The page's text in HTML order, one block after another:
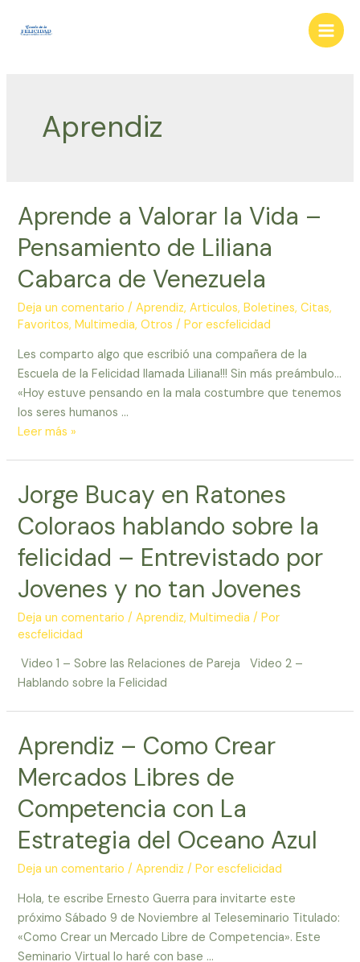
Main
Aprendiz
Aprende a Valorar la Vida –
Pensamiento de Liliana
Cabarca de Venezuela
Deja un comentario /Aprendiz,Articulos,Boletines,Citas,
Favoritos,Multimedia,Otros / Porescfelicidad
Les comparto algo que escribió una compañera de la
Escuela de la Felicidad llamada Liliana!!! Sin más preámbulo…
«Hoy estuve pensando en la mala costumbre que tenemos
los seres humanos …
Aprende
la
Vida
–
Pensamiento
de
Liliana
de
Venezuela
Leer más »
Jorge Bucay en Ratones
Coloraos hablando sobre la
felicidad – Entrevistado por
Jovenes y no tan Jovenes
Deja un comentario /Aprendiz,Multimedia / Por
escfelicidad
Video 1 – Sobre las Relaciones de Pareja Video 2 –
Hablando sobre la Felicidad
Aprendiz – Como Crear
Mercados Libres de
Competencia con La
Estrategia del Oceano Azul
Deja un comentario /Aprendiz / Porescfelicidad
Hola, te escribe Ernesto Guerra para invitarte este
próximo Sábado 9 de Noviembre al Teleseminario Titulado:
«Como Crear un Mercado Libre de Competencia». Este
Seminario Virtual lo haré con base …